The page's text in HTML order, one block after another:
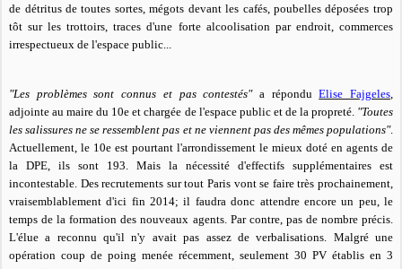
de détritus de toutes sortes, mégots devant les cafés, poubelles déposées trop
tôt sur les trottoirs, traces d'une forte alcoolisation par endroit, commerces
irrespectueux de l'espace public...
"Les problèmes sont connus et pas contestés"a répondu Elise Fajgeles,
adjointe au maire du 10e et chargée de l'espace public et de la propreté. "Toutes
les salissures ne se ressemblent pas et ne viennent pas des mêmes populations".
Actuellement, le 10e est pourtant l'arrondissement le mieux doté en agents de
la DPE, ils sont 193. Mais la nécessité d'effectifs supplémentaires est
incontestable. Des recrutements sur tout Paris vont se faire très prochainement,
vraisemblablement d'ici fin 2014; il faudra donc attendre encore un peu, le
temps de la formation des nouveaux agents. Par contre, pas de nombre précis.
L'élue a reconnu qu'il n'y avait pas assez de verbalisations. Malgré une
opération coup de poing menée récemment, seulement 30 PV établis en 3